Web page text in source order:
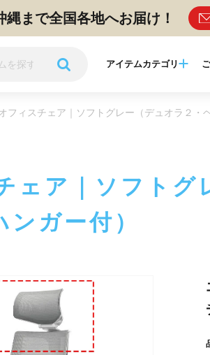
縄まで全国各地へお届け！
アイテムカテゴリ
フィスチェア｜ソフトグレー（デュオラ２・
ェア｜ソフトグ
ンガー付）